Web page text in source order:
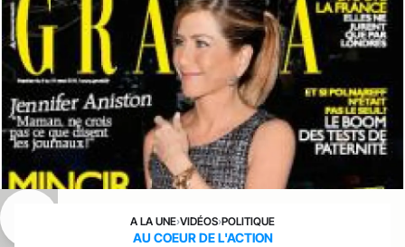
A LA UNE›VIDÉOS›POLITIQUE
AU COEUR DE L'ACTION